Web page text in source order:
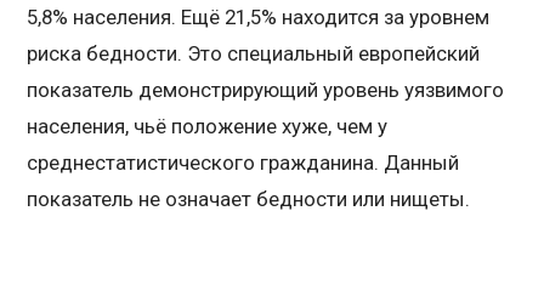
5,8% населения. Ещё 21,5% находится за уровнем
риска бедности. Это специальный европейский
показатель демонстрирующий уровень уязвимого
населения, чьё положение хуже, чем у
среднестатистического гражданина. Данный
показатель не означает бедности или нищеты.